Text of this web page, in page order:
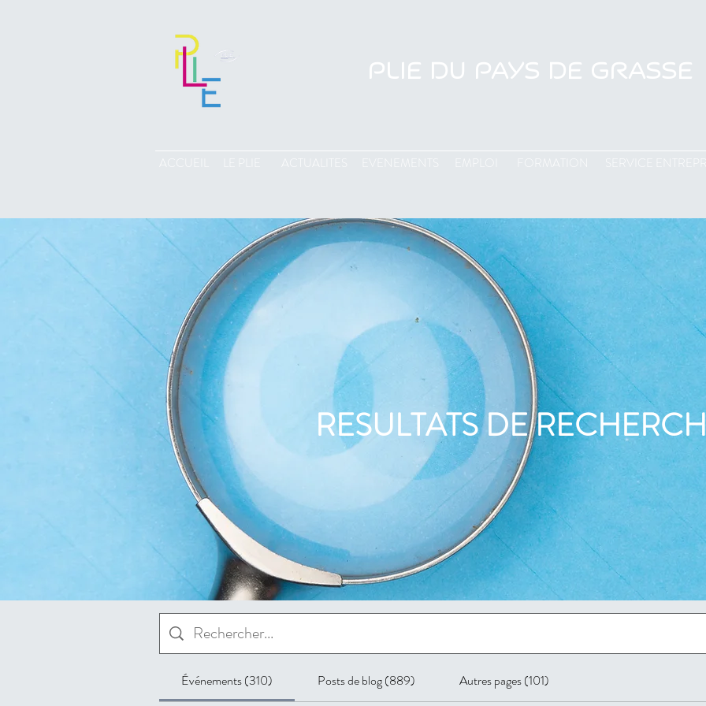
PLIE DU PAYS DE GRASSE
ACTUALITES EVENEMENTS FORMATION SERVICE
RESULTATS DE
Événements (310) Posts de blog (889) Autres pages (101)